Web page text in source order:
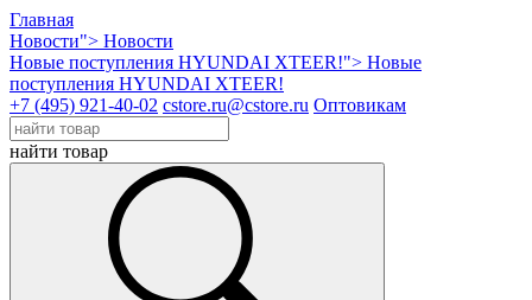
Главная
Новости"> Новости
Новые поступления HYUNDAI XTEER!"> Новые
поступления HYUNDAI XTEER!
+7 (495) 921-40-02 cstore.ru@cstore.ru Оптовикам
найти товар